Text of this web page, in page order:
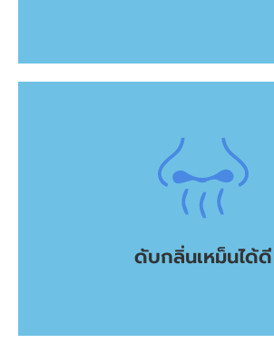
ดับกลิ่นเหม็นได้ดี
ดับกลิ่นเหม็นได้ดี
สามารถดับกลิ่นเหม็นอับ ดับกลิ่นเหม็นค
ดับกลิ่นเหม็นของสัตว์เลี้ยงได้เป็น